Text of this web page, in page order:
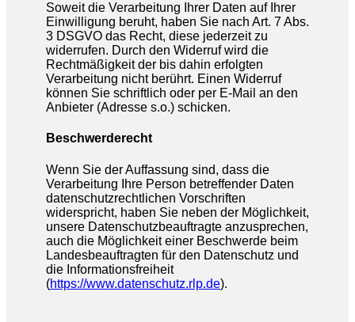
Soweit die Verarbeitung Ihrer Daten auf Ihrer
Einwilligung beruht, haben Sie nach Art. 7 Abs.
3 DSGVO das Recht, diese jederzeit zu
widerrufen. Durch den Widerruf wird die
Rechtmäßigkeit der bis dahin erfolgten
Verarbeitung nicht berührt. Einen Widerruf
können Sie schriftlich oder per E-Mail an den
Anbieter (Adresse s.o.) schicken.
Beschwerderecht
Wenn Sie der Auffassung sind, dass die
Verarbeitung Ihre Person betreffender Daten
datenschutzrechtlichen Vorschriften
widerspricht, haben Sie neben der Möglichkeit,
unsere Datenschutzbeauftragte anzusprechen,
auch die Möglichkeit einer Beschwerde beim
Landesbeauftragten für den Datenschutz und
die Informationsfreiheit
(https://www.datenschutz.rlp.de).